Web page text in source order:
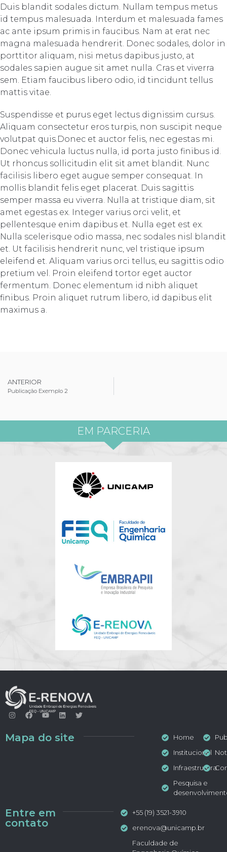
Duis blandit sodales dictum. Nullam tempus metus
id tempus malesuada. Interdum et malesuada fames
ac ante ipsum primis in faucibus. Nam at erat nec
magna malesuada hendrerit. Donec sodales, dolor in
porttitor aliquam, nisi metus dapibus justo, at
sodales sapien augue sit amet nulla. Cras et viverra
sem. Etiam faucibus libero odio, id tincidunt tellus
mattis vitae.
Suspendisse et purus eget lectus dignissim cursus.
Aliquam consectetur eros turpis, non suscipit neque
volutpat quis.Donec et auctor felis, nec egestas mi.
Donec vehicula luctus nulla, id porta justo finibus id.
Ut rhoncus sollicitudin elit sit amet blandit. Nunc
facilisis libero eget augue semper consequat. In
mollis blandit felis eget placerat. Duis sagittis
semper massa eu viverra. Nulla at tristique diam, sit
amet egestas ex. Integer varius orci velit, et
pellentesque enim dapibus et. Nulla eget est ex.
Nulla scelerisque odio massa, nec sodales nisl blandit
et. Ut facilisis hendrerit nunc, vel tristique ipsum
eleifend et. Aliquam varius orci tellus, eu sagittis odio
pretium vel. Proin eleifend tortor eget auctor
fermentum. Donec elementum id nibh aliquet
finibus. Proin aliquet rutrum libero, id dapibus elit
maximus a.
ANTERIOR
Publicação Exemplo 2
EM PARCERIA
Mapa do site
Home
Institucional
Infraestrutura
Pesquisa e
Entre em
contato
+55 (19) 3521-3910
erenova@unicamp.br
Faculdade de